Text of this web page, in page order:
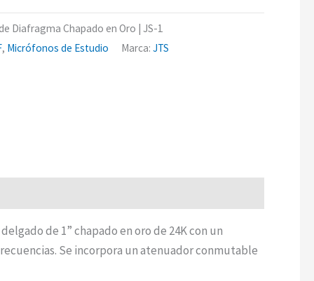
Diafragma Chapado en Oro | JS-1
, Micrófonos de Estudio Marca:JTS
de 1” chapado en oro de 24K con un
Se incorpora un atenuador conmutable